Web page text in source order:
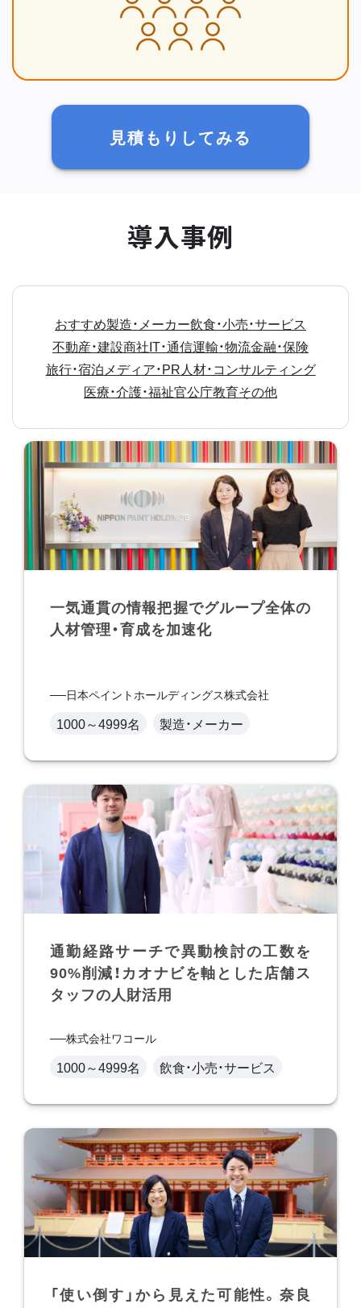
見積もりしてみる
導入事例
おすすめ製造・メーカー飲食・小売・サービス
不動産・建設商社IT・通信運輸・物流金融・保険
旅行・宿泊 メディア・PR人材・コンサルティング
医療・介護・福祉官公庁教育その他
一気通貫の情報把握でグループ全体の
人材管理・育成を加速化
日本ペイントホールディングス株式会社
1000～4999名 製造・メーカー
通勤経路サーチで異動検討の工数を
90%削減！カオナビを軸とした店舗ス
タッフの人財活用
株式会社ワコール
1000～4999名 飲食・小売・サービス
「使い倒す」から見えた可能性。奈良